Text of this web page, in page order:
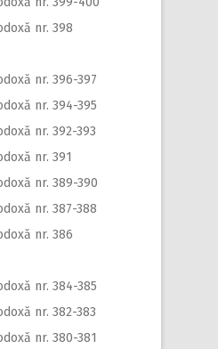
nr. 398
nr. 396-397
nr. 394-395
nr. 392-393
nr. 391
nr. 389-390
nr. 387-388
nr. 386
nr. 384-385
nr. 382-383
nr. 380-381